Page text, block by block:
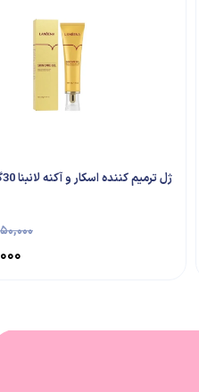
ژل ترمیم کننده اسکار و آکنه لانبنا 30گرم